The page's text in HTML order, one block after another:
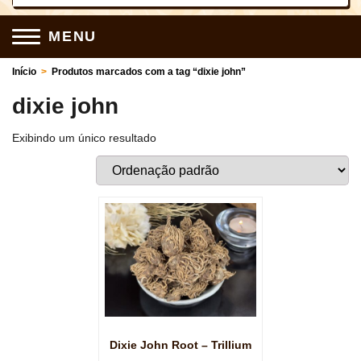
MENU
Início > Produtos marcados com a tag “dixie john”
dixie john
Exibindo um único resultado
Dixie John Root – Trillium